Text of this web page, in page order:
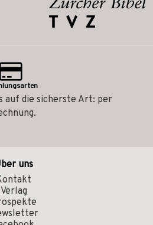
auf die sicherste Art: per
uns
Verlag